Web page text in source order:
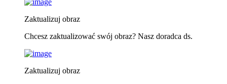
Zaktualizuj obraz
Chcesz zaktualizować swój obraz? Nasz doradca ds.
Zaktualizuj obraz